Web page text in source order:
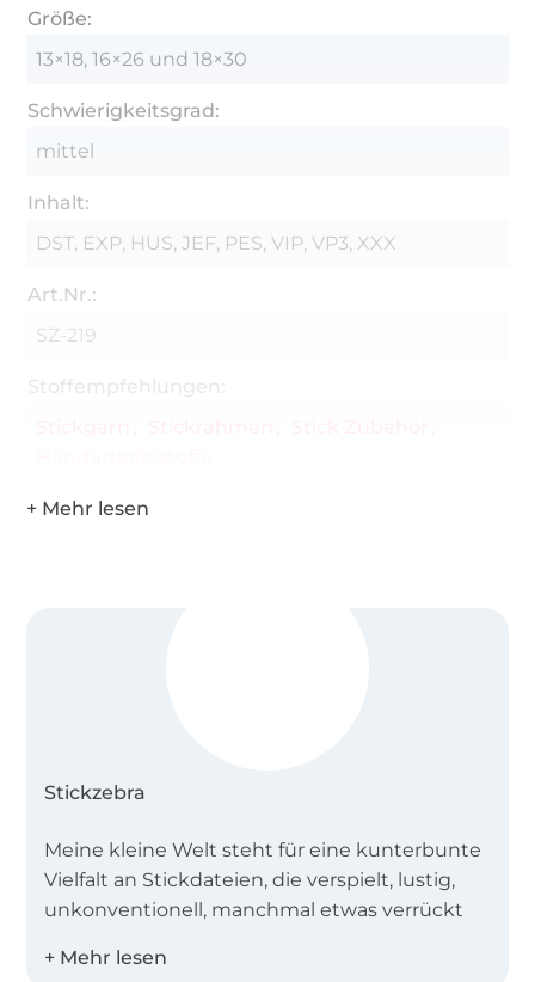
Größe:
13×18, 16×26 und 18×30
Schwierigkeitsgrad:
mittel
Inhalt:
DST, EXP, HUS, JEF, PES, VIP, VP3, XXX
Art.Nr.:
SZ-219
Stoffempfehlungen:
Stickzebra
Meine kleine Welt steht für eine kunterbunte
Vielfalt an Stickdateien, die verspielt, lustig,
unkonventionell, manchmal etwas verrückt
wunderschöne Dinge zaubern kannst.